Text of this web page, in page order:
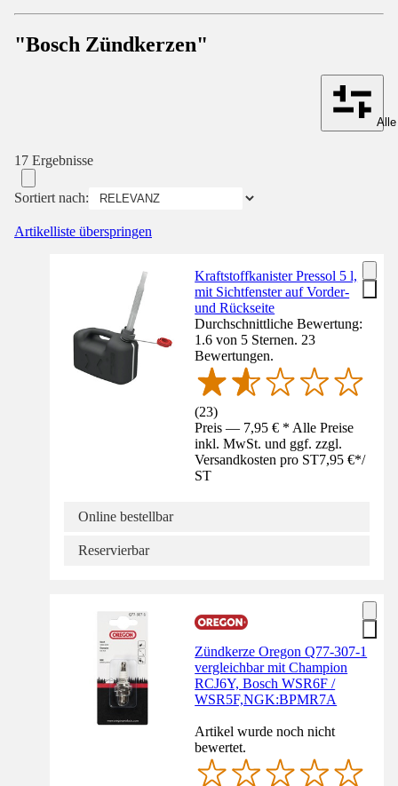
"Bosch Zündkerzen"
17 Ergebnisse
Sortiert nach:
Artikelliste überspringen
Kraftstoffkanister Pressol 5 l,
mit Sichtfenster auf Vorder-
und Rückseite
Durchschnittliche Bewertung:
1.6 von 5 Sternen. 23
Bewertungen.
(23)
Preis — 7,95 € * Alle Preise
inkl. MwSt. und ggf. zzgl.
Versandkosten pro ST7,95 €*/
ST
Online bestellbar
Reservierbar
Zündkerze Oregon Q77-307-1
vergleichbar mit Champion
RCJ6Y, Bosch WSR6F /
WSR5F,NGK:BPMR7A
Artikel wurde noch nicht
bewertet.